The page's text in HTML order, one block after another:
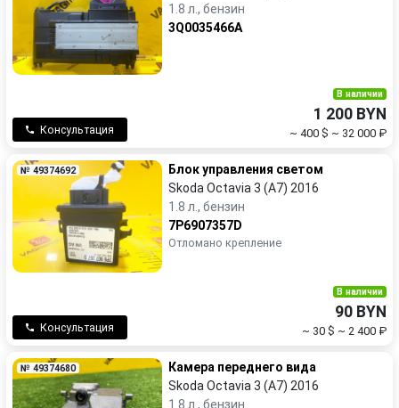
1.8 л., бензин
3Q0035466A
Консультация
В наличии
1 200 BYN
~ 400 $ ~ 32 000 ₽
№ 49374692
Блок управления светом
Skoda Octavia 3 (A7) 2016
1.8 л., бензин
7P6907357D
Отломано крепление
Консультация
В наличии
90 BYN
~ 30 $ ~ 2 400 ₽
№ 49374680
Камера переднего вида
Skoda Octavia 3 (A7) 2016
1.8 л., бензин